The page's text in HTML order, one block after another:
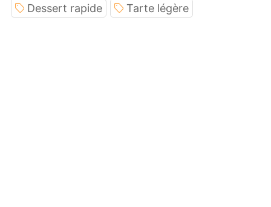
Dessert rapide
Tarte légère